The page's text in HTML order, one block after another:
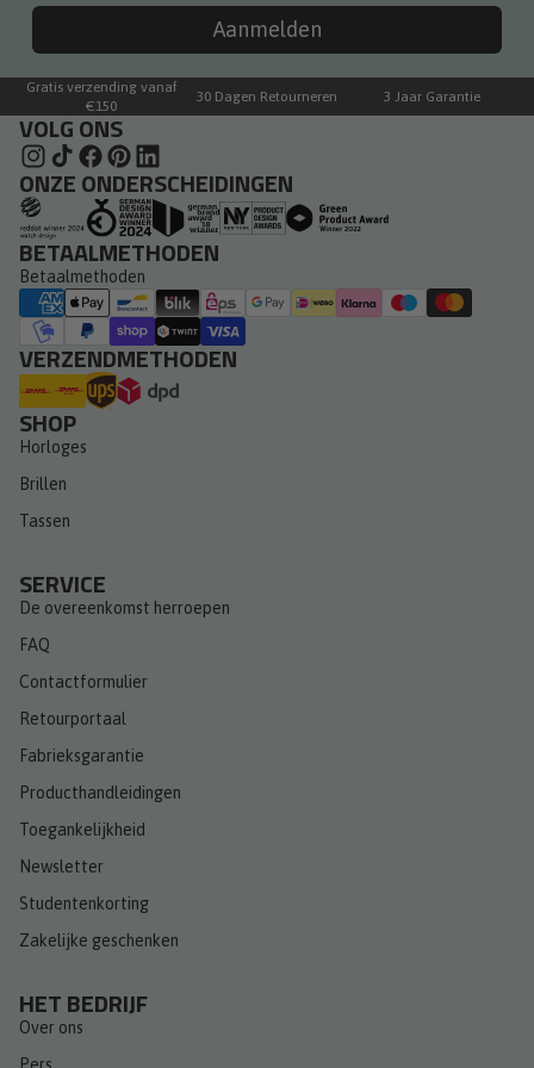
Aanmelden
Gratis verzending vanaf
€150
30 Dagen Retourneren 3 Jaar Garantie
VOLG ONS
ONZE ONDERSCHEIDINGEN
BETAALMETHODEN
Betaalmethoden
VERZENDMETHODEN
SHOP
Horloges
Brillen
Tassen
SERVICE
De overeenkomst herroepen
FAQ
Contactformulier
Retourportaal
Fabrieksgarantie
Producthandleidingen
Toegankelijkheid
Newsletter
Studentenkorting
Zakelijke geschenken
HET BEDRIJF
Over ons
Pers